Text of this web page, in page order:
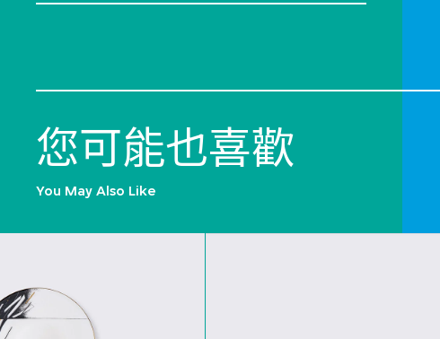
您可能也喜歡
You May Also Like